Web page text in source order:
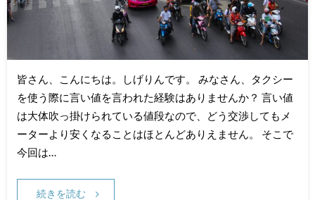
皆さん、こんにちは。しげりんです。 みなさん、タクシー
を使う際に言い値を言われた経験はありませんか？ 言い値
は大体吹っ掛けられている値段なので、どう交渉してもメ
ーターより安くなることはほとんどありえません。 そこで
今回は…
続きを読む